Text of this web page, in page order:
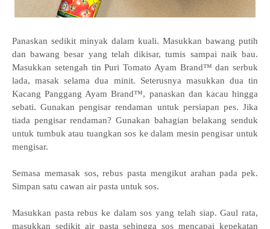
Panaskan sedikit minyak dalam kuali. Masukkan bawang putih
dan bawang besar yang telah dikisar, tumis sampai naik bau.
Masukkan setengah tin Puri Tomato Ayam Brand™ dan serbuk
lada, masak selama dua minit. Seterusnya masukkan dua tin
Kacang Panggang Ayam Brand™, panaskan dan kacau hingga
sebati. Gunakan pengisar rendaman untuk persiapan pes. Jika
tiada pengisar rendaman? Gunakan bahagian belakang senduk
untuk tumbuk atau tuangkan sos ke dalam mesin pengisar untuk
mengisar.
Semasa memasak sos, rebus pasta mengikut arahan pada pek.
Simpan satu cawan air pasta untuk sos.
Masukkan pasta rebus ke dalam sos yang telah siap. Gaul rata,
masukkan sedikit air pasta sehingga sos mencapai kepekatan